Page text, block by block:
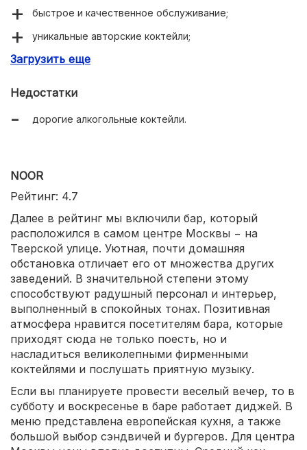
быстрое и качественное обслуживание;
уникальные авторские коктейли;
наличие парковки.
Загрузить еще
Недостатки
дорогие алкогольные коктейли.
NOOR
Рейтинг: 4.7
Далее в рейтинг мы включили бар, который
расположился в самом центре Москвы − на
Тверской улице. Уютная, почти домашняя
обстановка отличает его от множества других
заведений. В значительной степени этому
способствуют радушный персонал и интерьер,
выполненный в спокойных тонах. Позитивная
атмосфера нравится посетителям бара, которые
приходят сюда не только поесть, но и
насладиться великолепными фирменными
коктейлями и послушать приятную музыку.
Если вы планируете провести веселый вечер, то в
субботу и воскресенье в баре работает диджей. В
меню представлена европейская кухня, а также
большой выбор сэндвичей и бургеров. Для центра